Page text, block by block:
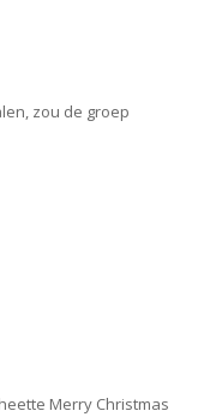
zou de groep
Merry Christmas